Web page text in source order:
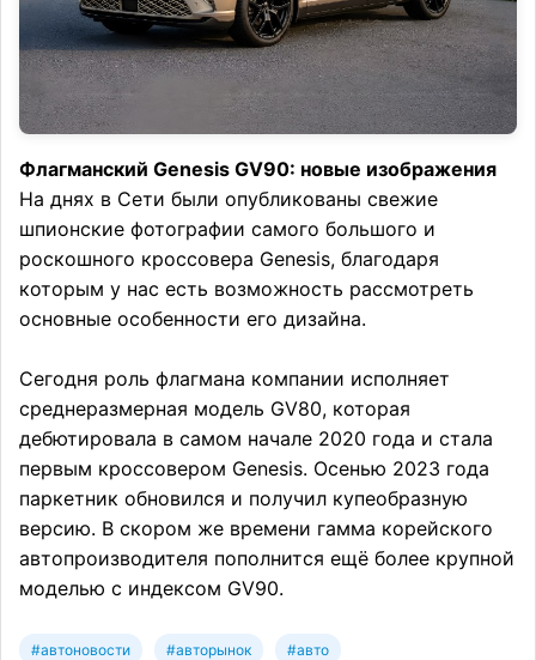
Флагманский Genesis GV90: новые изображения
На днях в Сети были опубликованы свежие
шпионские фотографии самого большого и
роскошного кроссовера Genesis, благодаря
которым у нас есть возможность рассмотреть
основные особенности его дизайна.
Сегодня роль флагмана компании исполняет
среднеразмерная модель GV80, которая
дебютировала в самом начале 2020 года и стала
первым кроссовером Genesis. Осенью 2023 года
паркетник обновился и получил купеобразную
версию. В скором же времени гамма корейского
автопроизводителя пополнится ещё более крупной
моделью с индексом GV90.
#автоновости #авторынок #авто